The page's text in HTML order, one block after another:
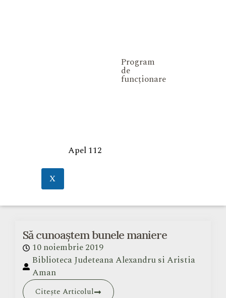
Program
de
funcționare
Apel 112
X
Să cunoaștem bunele maniere
10 noiembrie 2019
Biblioteca Judeteana Alexandru si Aristia
Aman
Citește Articolul